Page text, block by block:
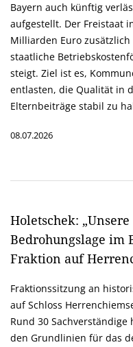
Bayern auch künftig
aufgestellt. Der Freistaat
Milliarden Euro
staatliche
steigt. Ziel ist es,
entlasten, die Qualität in
Elternbeiträge stabil zu
08.07.2026
Holetschek:
Bedrohungslage im
Fraktion auf
Fraktionssitzung an
auf Schloss
Rund 30
den Grundlinien für das